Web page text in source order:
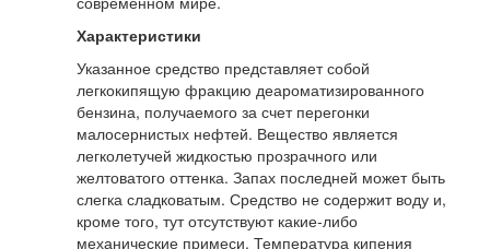
Характеристики
Указанное средство представляет собой
легкокипящую фракцию деароматизированного
бензина, получаемого за счет перегонки
малосернистых нефтей. Вещество является
легколетучей жидкостью прозрачного или
желтоватого оттенка. Запах последней может быть
слегка сладковатым. Средство не содержит воду и,
кроме того, тут отсутствуют какие-либо
механические примеси. Температура кипения